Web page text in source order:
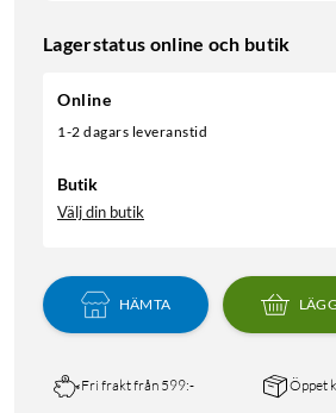
Lagerstatus online och butik
Online
1-2 dagars leveranstid
Butik
Välj din butik
HÄMTA
Fri frakt från 599:- Öppet